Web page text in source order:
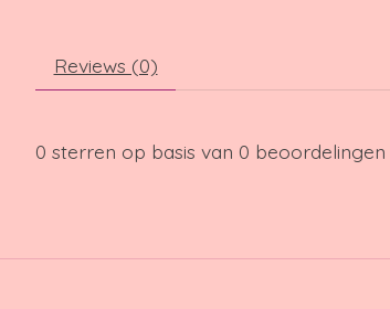
Reviews (0)
0 sterren op basis van 0 beoordelingen